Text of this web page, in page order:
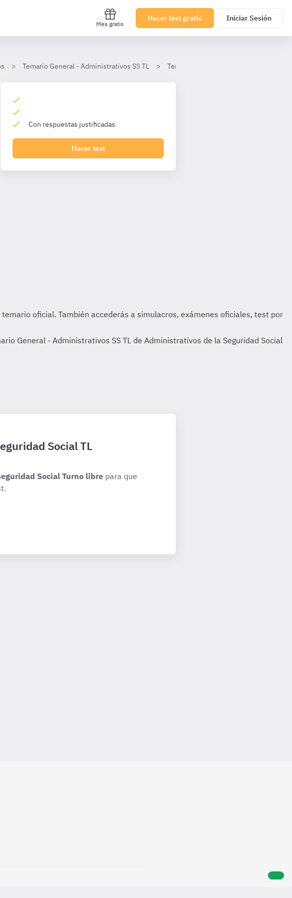
Mes gratis
Hacer test gratis Iniciar Sesión
Temario General - Administrativos SS TL Tema 17
Con respuestas justificadas
Hacer test
General - Administrativos SS TL de Administrativos de la Seguridad Social
Social TL
Social Turno librepara que